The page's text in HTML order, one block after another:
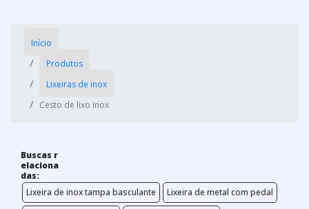
Início
Produtos
Lixeiras de inox
Cesto de lixo inox
Buscas r
elaciona
das:
Lixeira de inox tampa basculante
Lixeira de metal com pedal